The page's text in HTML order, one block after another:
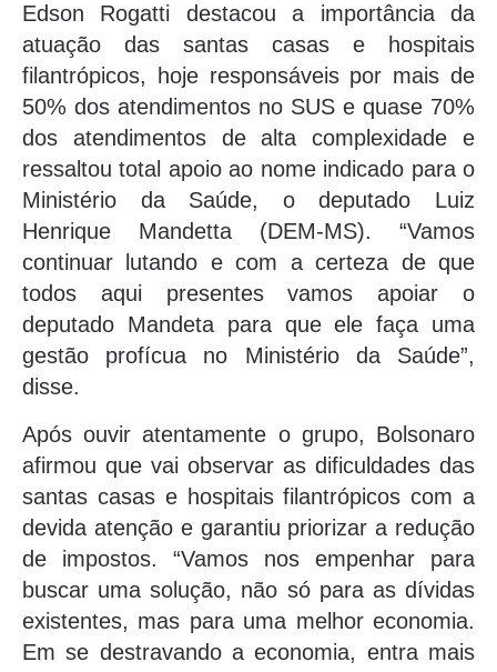
Edson Rogatti destacou a importância da
atuação das santas casas e hospitais
filantrópicos, hoje responsáveis por mais de
50% dos atendimentos no SUS e quase 70%
dos atendimentos de alta complexidade e
ressaltou total apoio ao nome indicado para o
Ministério da Saúde, o deputado Luiz
Henrique Mandetta (DEM-MS). “Vamos
continuar lutando e com a certeza de que
todos aqui presentes vamos apoiar o
deputado Mandeta para que ele faça uma
gestão profícua no Ministério da Saúde”,
disse.
Após ouvir atentamente o grupo, Bolsonaro
afirmou que vai observar as dificuldades das
santas casas e hospitais filantrópicos com a
devida atenção e garantiu priorizar a redução
de impostos. “Vamos nos empenhar para
buscar uma solução, não só para as dívidas
existentes, mas para uma melhor economia.
Em se destravando a economia, entra mais